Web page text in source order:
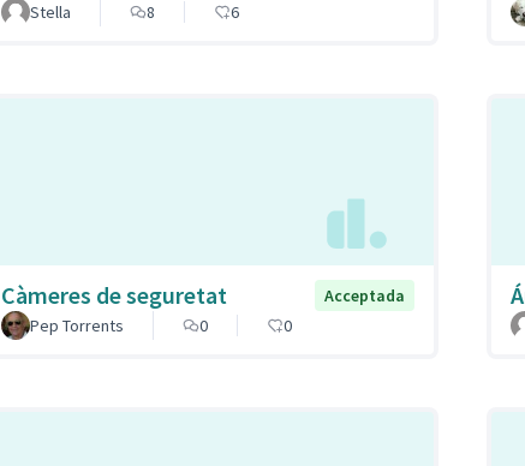
Stella 8 6
Càmeres de seguretat
Acceptada
Pep Torrents
0 0